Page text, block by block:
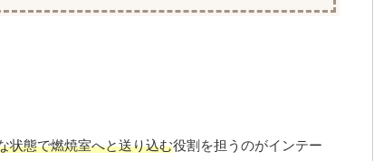
状態で燃焼室へと送り込む役割を担うのがインテー